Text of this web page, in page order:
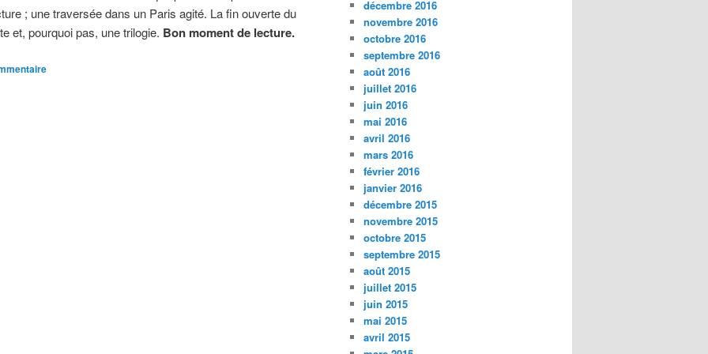
; une traversée dans un Paris agité. La fin ouverte du
et, pourquoi pas, une trilogie. Bon moment de lecture.
décembre 2016
novembre 2016
octobre 2016
septembre 2016
août 2016
juillet 2016
juin 2016
mai 2016
avril 2016
mars 2016
février 2016
janvier 2016
décembre 2015
novembre 2015
octobre 2015
septembre 2015
août 2015
juillet 2015
juin 2015
mai 2015
avril 2015